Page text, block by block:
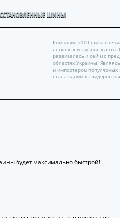
ШИНЫ
Компания «100 шин»
легковых и грузовых
развивалась и сейчас
областях Украины.
и импортером популярных
стала одним из лидеров
будет максимально быстрой!